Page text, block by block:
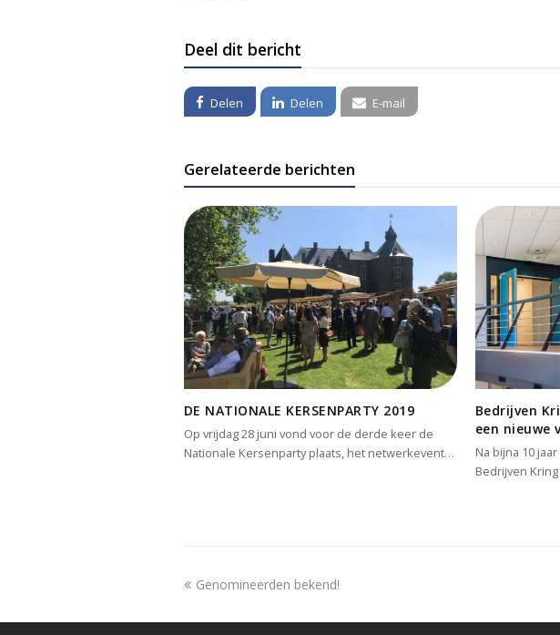
Deel dit bericht
Delen Delen E-mail
Gerelateerde berichten
DE NATIONALE KERSENPARTY 2019
Op vrijdag 28 juni vond voor de derde keer de
Nationale Kersenparty plaats, het netwerkevent…
Bedrijven
een nieuwe
Na bijna 10
Bedrijven
previous
Genomineerden bekend!